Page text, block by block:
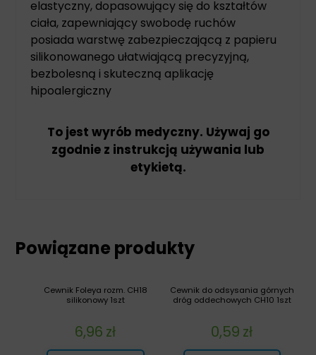
elastyczny, dopasowujący się do kształtów
ciała, zapewniający swobodę ruchów
posiada warstwę zabezpieczającą z papieru
silikonowanego ułatwiającą precyzyjną,
bezbolesną i skuteczną aplikację
hipoalergiczny
To jest wyrób medyczny. Używaj go
zgodnie z instrukcją używania lub
etykietą.
Powiązane produkty
Cewnik do odsysania górnych
dróg oddechowych CH10 1szt
0,59 zł
Cewnik Foleya rozm. CH18
silikonowy 1szt
6,96 zł